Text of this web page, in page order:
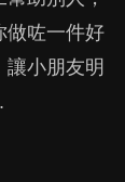
做咗一件好
小朋友明